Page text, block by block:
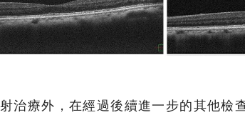
治療外，在經過後續進一步的其他檢